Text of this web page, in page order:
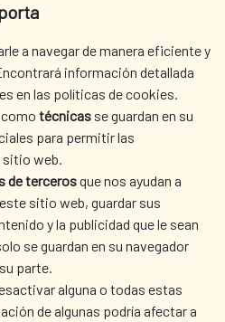
Española,
a navegar de manera eficiente y
información detallada
en las políticas de cookies.
técnicas se guardan en su
para permitir las
sitio web.
de tercerosque nos ayudan a
sitio web, guardar sus
y la publicidad que le sean
se guardan en su navegador
parte.
alguna o todas estas
de algunas podría afectar a